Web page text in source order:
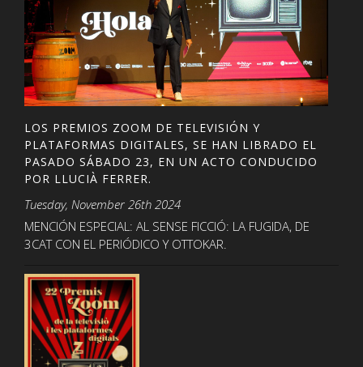
LOS PREMIOS ZOOM DE TELEVISIÓN Y
PLATAFORMAS DIGITALES, SE HAN LIBRADO EL
PASADO SÁBADO 23, EN UN ACTO CONDUCIDO
POR LLUCIÀ FERRER.
Tuesday, November 26th 2024
MENCIÓN ESPECIAL: AL SENSE FICCIÓ: LA FUGIDA, DE
3CAT CON EL PERIÓDICO Y OTTOKAR.